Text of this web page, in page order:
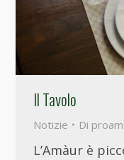
Il Tavolo
Notizie Di proam
L’Amàur è